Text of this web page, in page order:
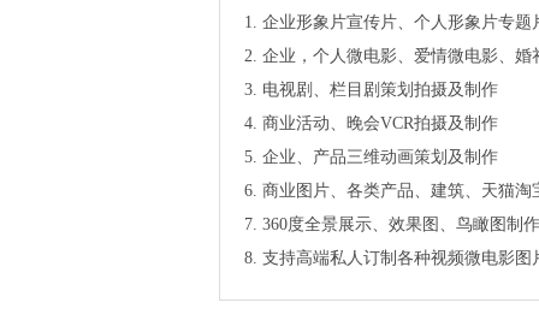
1. 企业形象片宣传片、个人形象片专
2. 企业，个人微电影、爱情微电影、
3. 电视剧、栏目剧策划拍摄及制作
4. 商业活动、晚会VCR拍摄及制作
5. 企业、产品三维动画策划及制作
6. 商业图片、各类产品、建筑、天猫淘
7. 360度全景展示、效果图、鸟瞰图制作
8. 支持高端私人订制各种视频微电影图